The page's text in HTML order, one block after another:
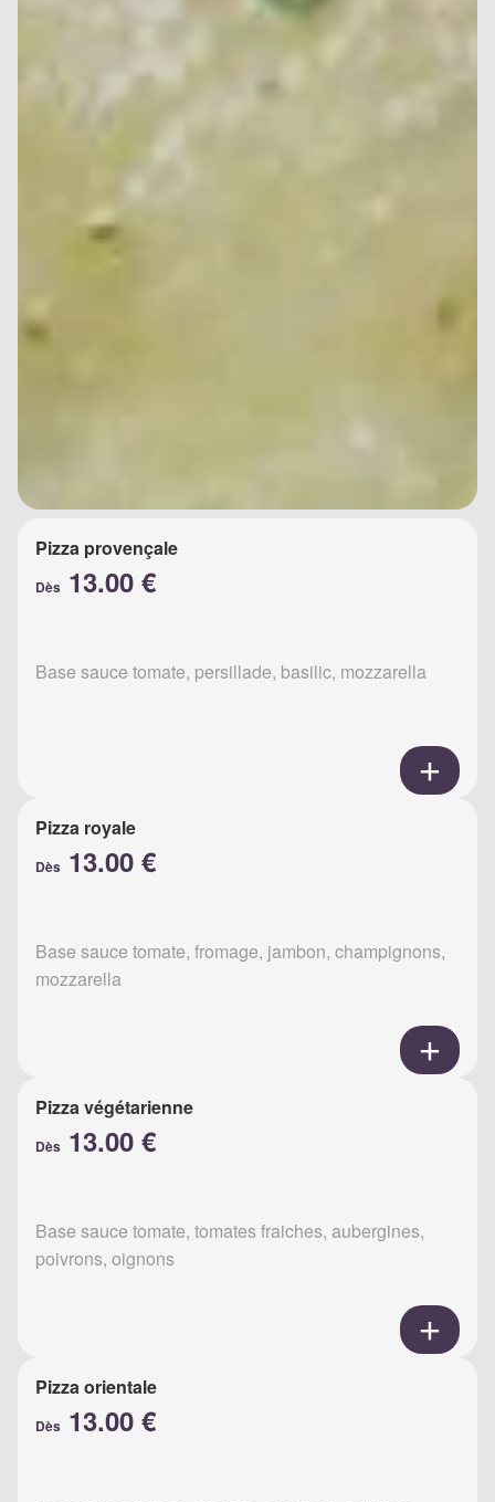
Pizza provençale
Dès 13.00 €
Base sauce tomate, persillade, basilic, mozzarella
Pizza royale
Dès 13.00 €
Base sauce tomate, fromage, jambon, champignons,
mozzarella
Pizza végétarienne
Dès 13.00 €
Base sauce tomate, tomates fraiches, aubergines,
poivrons, oignons
Pizza orientale
Dès 13.00 €